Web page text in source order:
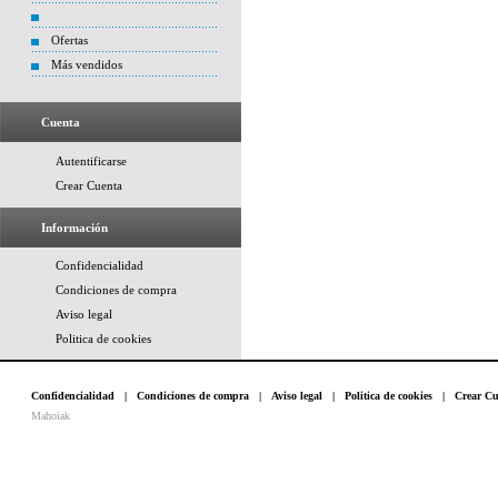
Ofertas
Más vendidos
Cuenta
Autentificarse
Crear Cuenta
Información
Confidencialidad
Condiciones de compra
Aviso legal
Politica de cookies
Confidencialidad | Condiciones de compra | Aviso legal | Politica de cookies | Crear
Mahoiak